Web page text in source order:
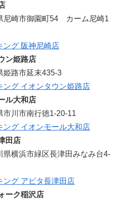
尼崎市御園町54 カーム尼崎1
ング 阪神尼崎店
ン姫路店
姫路市延末435-3
ング イオンタウン姫路店
ル大和店
市川市南行徳1-20-11
ング イオンモール大和店
田店
県横浜市緑区長津田みなみ台4-
ング アピタ長津田店
ーク稲沢店